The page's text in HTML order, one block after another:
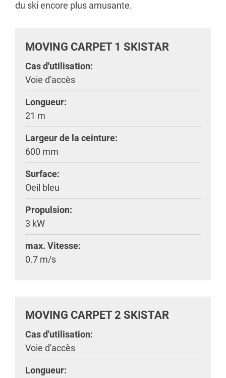
du ski encore plus amusante.
MOVING CARPET 1 SKISTAR
Cas d'utilisation:
Voie d'accès
Longueur:
21 m
Largeur de la ceinture:
600 mm
Surface:
Oeil bleu
Propulsion:
3 kW
max. Vitesse:
0.7 m/s
MOVING CARPET 2 SKISTAR
Cas d'utilisation:
Voie d'accès
Longueur: